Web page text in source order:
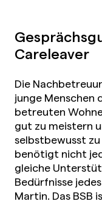
Careleaver
Die
junge Menschen
betreuten
gut zu meistern
selbstbewusst
benötigt nicht
gleiche
Bedürfnisse
Martin. Das BSB